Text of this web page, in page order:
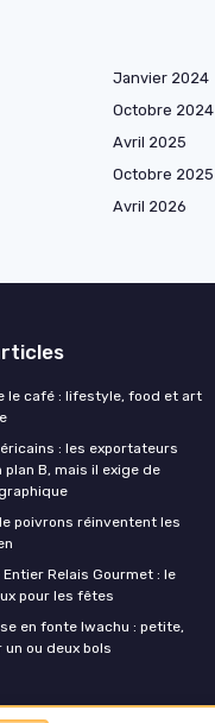
Janvier 2024
Octobre 2024
Avril 2025
Octobre 2025
Avril 2026
le café : lifestyle, food et art
: les exportateurs
B, mais il exige de
poivrons réinventent les
Entier Relais Gourmet : le
pour les fêtes
en fonte Iwachu : petite,
ou deux bols